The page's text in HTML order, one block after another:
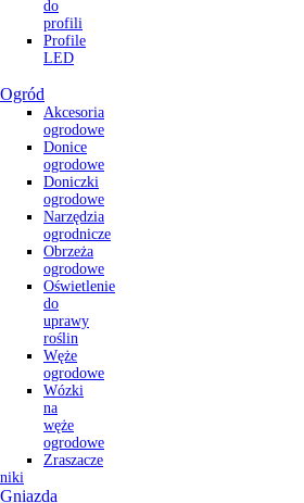
do
profili
Profile
LED
Ogród
Akcesoria
ogrodowe
Donice
ogrodowe
Doniczki
ogrodowe
Narzędzia
ogrodnicze
Obrzeża
ogrodowe
Oświetlenie
do
uprawy
roślin
Węże
ogrodowe
Wózki
na
węże
ogrodowe
Zraszacze
Gniazda